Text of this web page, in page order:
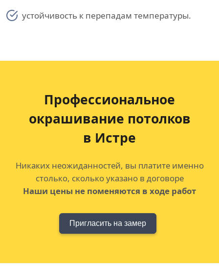
устойчивость к перепадам температуры.
Профессиональное
окрашивание потолков
в Истре
Никаких неожиданностей, вы платите именно
столько, сколько указано в договоре
Наши цены не поменяются в ходе работ
Пригласить на замер